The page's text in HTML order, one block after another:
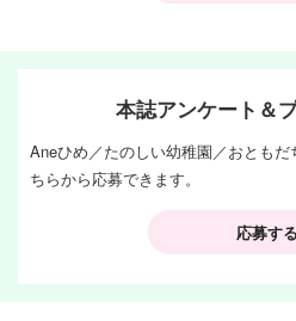
本誌アンケート＆
Aneひめ／たのしい幼稚園／おとも
ちらから応募できます。
応募する